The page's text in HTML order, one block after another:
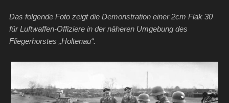
Das folgende Foto zeigt die Demonstration einer 2cm Flak 30
für Luftwaffen-Offiziere in der näheren Umgebung des
Fliegerhorstes „Holtenau“.